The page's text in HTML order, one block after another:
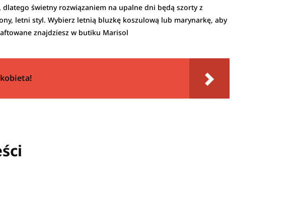
świetny rozwiązaniem na upalne dni będą szorty z
letni styl. Wybierz letnią bluzkę koszulową lub marynarkę, aby
znajdziesz w butiku Marisol